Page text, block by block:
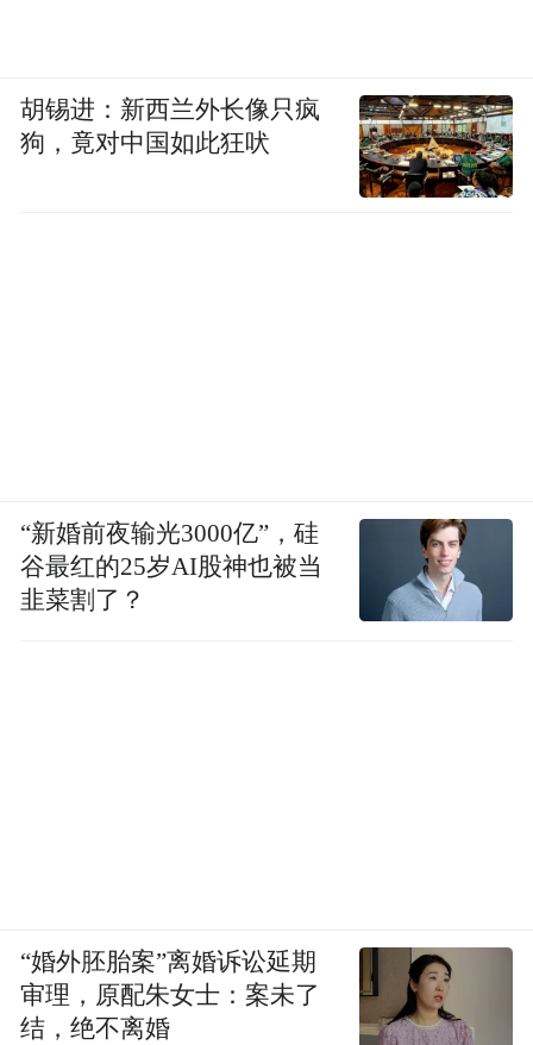
胡锡进：新西兰外长像只疯
狗，竟对中国如此狂吠
“新婚前夜输光3000亿”，硅
谷最红的25岁AI股神也被当
韭菜割了？
“婚外胚胎案”离婚诉讼延期
审理，原配朱女士：案未了
结，绝不离婚